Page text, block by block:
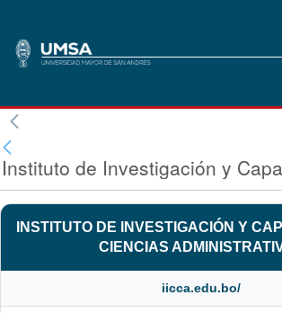
INSTITUTO DE INVESTIGACIÓN Y
CIENCIAS
iicca.edu.bo/